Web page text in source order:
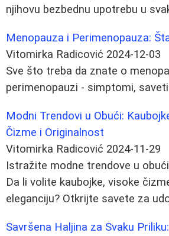
njihovu bezbednu upotrebu u
Menopauza i Perimenopauza:
Vitomirka Radicović 2024-12-03
Sve što treba da znate o
perimenopauzi - simptomi,
Modni Trendovi u Obući:
Čizme i Originalnost
Vitomirka Radicović 2024-11-29
Istražite modne trendove u
Da li volite kaubojke, visoke
eleganciju? Otkrijte savete za
Savršena Haljina za Svaku